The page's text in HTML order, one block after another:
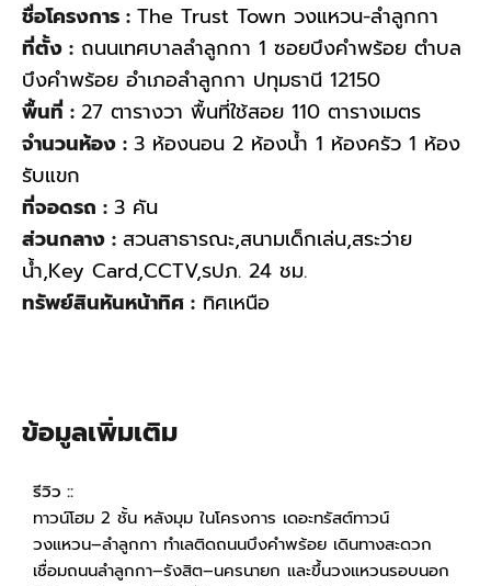
ชื่อโครงการ : The Trust Town วงแหวน-ลำลูกกา
ที่ตั้ง : ถนนเทศบาลลำลูกกา 1 ซอยบึงคำพร้อย ตำบล
บึงคำพร้อย อำเภอลำลูกกา ปทุมธานี 12150
พื้นที่ : 27 ตารางวา พื้นที่ใช้สอย 110 ตารางเมตร
จำนวนห้อง : 3 ห้องนอน 2 ห้องน้ำ 1 ห้องครัว 1 ห้อง
รับแขก
ที่จอดรถ : 3 คัน
ส่วนกลาง : สวนสาธารณะ,สนามเด็กเล่น,สระว่าย
น้ำ,Key Card,CCTV,รปภ. 24 ชม.
ทรัพย์สินหันหน้าทิศ : ทิศเหนือ
ข้อมูลเพิ่มเติม
รีวิว ::
ทาวน์โฮม 2 ชั้น หลังมุม ในโครงการ เดอะทรัสต์ทาวน์
วงแหวน–ลำลูกกา ทำเลติดถนนบึงคำพร้อย เดินทางสะดวก
เชื่อมถนนลำลูกกา–รังสิต–นครนายก และขึ้นวงแหวนรอบนอก